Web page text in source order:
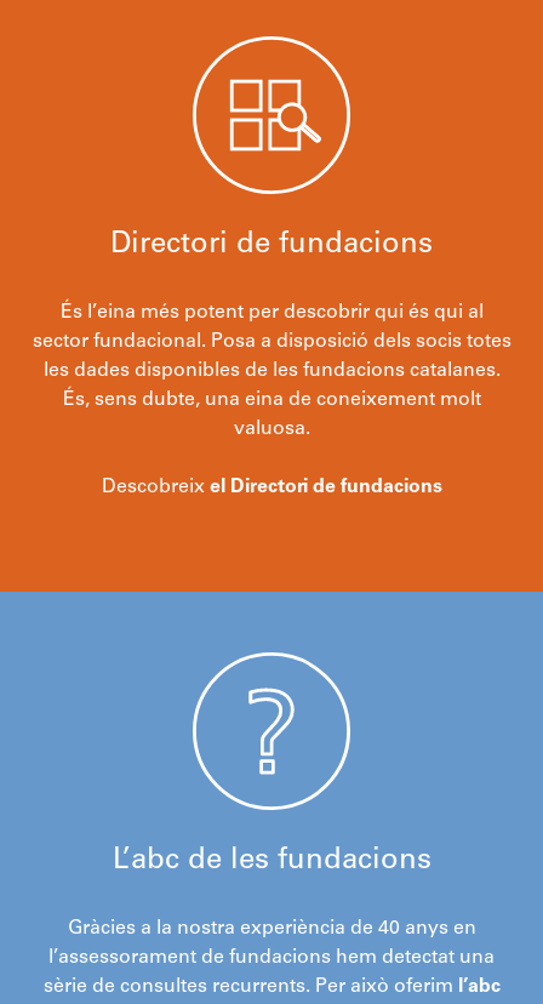
Directori de fundacions
És l’eina més potent per descobrir qui és qui al
sector fundacional. Posa a disposició dels socis totes
les dades disponibles de les fundacions catalanes.
És, sens dubte, una eina de coneixement molt
valuosa.
Descobreix el Directori de fundacions
L’abc de les fundacions
Gràcies a la nostra experiència de 40 anys en
l’assessorament de fundacions hem detectat una
sèrie de consultes recurrents. Per això oferim l’abc